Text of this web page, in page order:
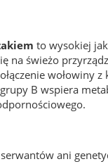
to wysokiej
na świeżo
B wspiera
ani